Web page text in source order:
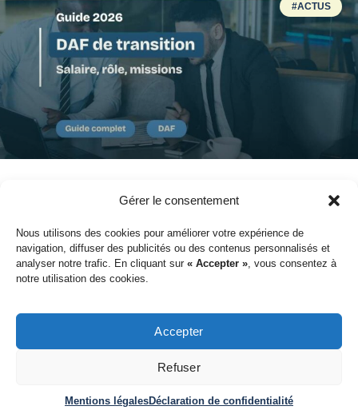
Gérer le consentement
Nous utilisons des cookies pour améliorer votre expérience de
navigation, diffuser des publicités ou des contenus personnalisés et
analyser notre trafic. En cliquant sur « Accepter » , vous consentez à
notre utilisation des cookies.
Accepter
Refuser
Mentions légalesDéclaration de confidentialité
#ACTUS
DAF de transition : salaire, rôle,
Ce guide complet vous donne toutes les réponses, étayées
par les études de marché les plus récentes.
LIRE CET ARTICLE »